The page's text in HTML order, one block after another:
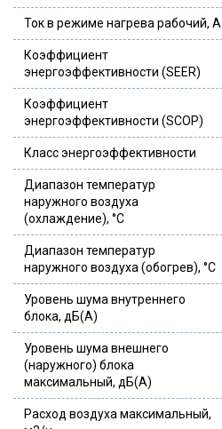
Ток в режиме нагрева рабочий, А
Коэффициент
энергоэффективности (SEER)
Коэффициент
энергоэффективности (SCOP)
Класс энергоэффективности
Диапазон температур
наружного воздуха
(охлаждение), °С
Диапазон температур
наружного воздуха (обогрев), °С
Уровень шума внутреннего
блока, дБ(А)
Уровень шума внешнего
(наружного) блока
максимальный, дБ(А)
Расход воздуха максимальный,